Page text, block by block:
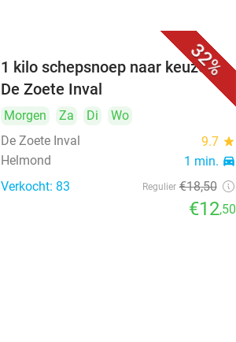
32%
1 kilo schepsnoep naar keuze bij
De Zoete Inval
Morgen Za Di
Wo
De Zoete Inval
9.7 star
Helmond 1 min. directions_car
Verkocht: 83 Regulier €18,50
€12,50